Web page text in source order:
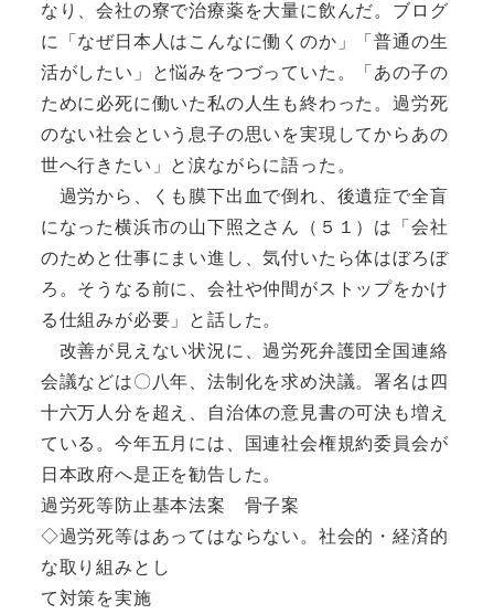
なり、会社の寮で治療薬を大量に飲んだ。ブログ
に「なぜ日本人はこんなに働くのか」「普通の生
活がしたい」と悩みをつづっていた。「あの子の
ために必死に働いた私の人生も終わった。過労死
のない社会という息子の思いを実現してからあの
世へ行きたい」と涙ながらに語った。
過労から、くも膜下出血で倒れ、後遺症で全盲
になった横浜市の山下照之さん（５１）は「会社
のためと仕事にまい進し、気付いたら体はぼろぼ
ろ。そうなる前に、会社や仲間がストップをかけ
る仕組みが必要」と話した。
改善が見えない状況に、過労死弁護団全国連絡
会議などは〇八年、法制化を求め決議。署名は四
十六万人分を超え、自治体の意見書の可決も増え
ている。今年五月には、国連社会権規約委員会が
日本政府へ是正を勧告した。
過労死等防止基本法案 骨子案
◇過労死等はあってはならない。社会的・経済的
な取り組みとし
て対策を実施